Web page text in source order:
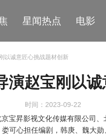
星闻热点 电影
以诚意匠心挑战题材创新
演赵宝刚以
时间：2023-09-22
宝昇影视文化传媒有限公司
可心担任编剧，韩庚、魏大